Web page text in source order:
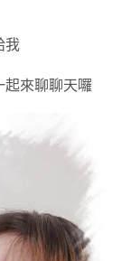
我
起來聊聊天囉